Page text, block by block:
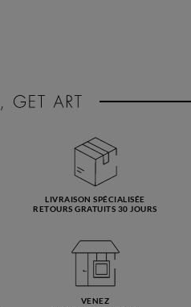
LIVRAISON SPÉCIALISÉE
RETOURS GRATUITS 30 JOURS
VENEZ